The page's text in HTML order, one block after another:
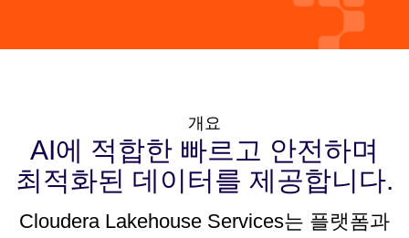
개요
AI에 적합한 빠르고 안전하며
최적화된 데이터를 제공합니다.
Cloudera Lakehouse Services는 플랫폼과